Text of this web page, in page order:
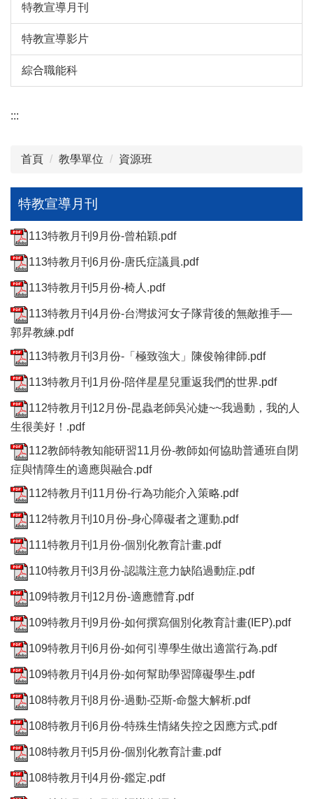
特教宣導月刊
特教宣導影片
綜合職能科
:::
首頁 教學單位 資源班
特教宣導月刊
113特教月刊9月份-曾柏穎.pdf
113特教月刊6月份-唐氏症議員.pdf
113特教月刊5月份-椅人.pdf
113特教月刊4月份-台灣拔河女子隊背後的無敵推手—
郭昇教練.pdf
113特教月刊3月份-「極致強大」陳俊翰律師.pdf
113特教月刊1月份-陪伴星星兒重返我們的世界.pdf
112特教月刊12月份-昆蟲老師吳沁婕~~我過動，我的人
生很美好！.pdf
112教師特教知能研習11月份-教師如何協助普通班自閉
症與情障生的適應與融合.pdf
112特教月刊11月份-行為功能介入策略.pdf
112特教月刊10月份-身心障礙者之運動.pdf
111特教月刊1月份-個別化教育計畫.pdf
110特教月刊3月份-認識注意力缺陷過動症.pdf
109特教月刊12月份-適應體育.pdf
109特教月刊9月份-如何撰寫個別化教育計畫(IEP).pdf
109特教月刊6月份-如何引導學生做出適當行為.pdf
109特教月刊4月份-如何幫助學習障礙學生.pdf
108特教月刊8月份-過動-亞斯-命盤大解析.pdf
108特教月刊6月份-特殊生情緒失控之因應方式.pdf
108特教月刊5月份-個別化教育計畫.pdf
108特教月刊4月份-鑑定.pdf